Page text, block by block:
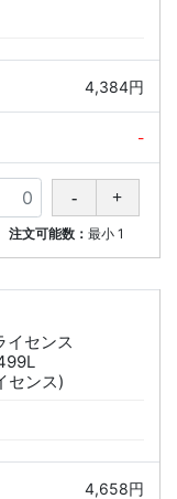
4,384円
-
注文可能数：最小 1
イセンス
センス)
4,658円